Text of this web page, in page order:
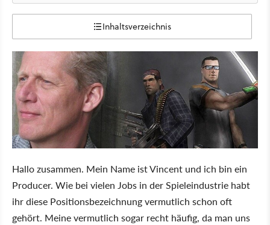
Inhaltsverzeichnis
Hallo zusammen. Mein Name ist Vincent und ich bin ein
Producer. Wie bei vielen Jobs in der Spieleindustrie habt
ihr diese Positionsbezeichnung vermutlich schon oft
gehört. Meine vermutlich sogar recht häufig, da man uns